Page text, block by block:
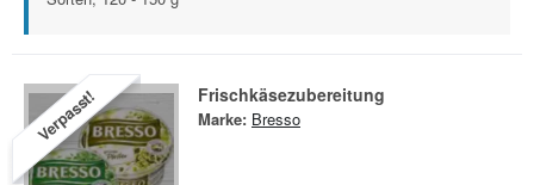
Verpasst! Frischkäsezubereitung
Marke: Bresso